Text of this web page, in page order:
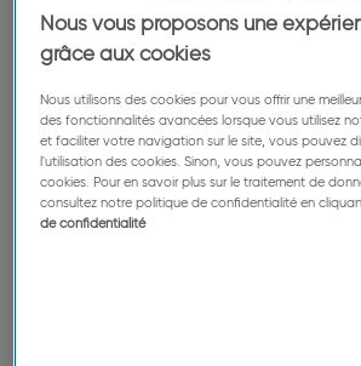
C’est dans la nature que le
trouve l’inspiration. Son médicament
petit houx.
La minute
Nous vous proposons une
grâce aux cookies
Nous utilisons des cookies pour vous offrir une
des fonctionnalités avancées lorsque vous utilisez
et faciliter votre navigation sur le site, vous pouvez
l'utilisation des cookies. Sinon, vous pouvez
cookies. Pour en savoir plus sur le traitement de
consultez notre politique de confidentialité en
de confidentialité